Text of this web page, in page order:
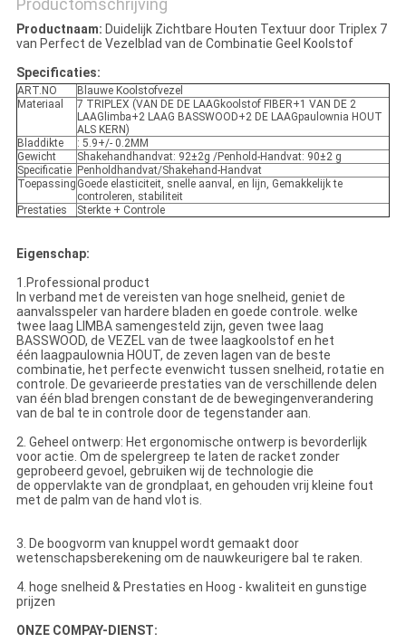
Productomschrijving
Productnaam: Duidelijk Zichtbare Houten Textuur door Triplex 7
van Perfect de Vezelblad van de Combinatie Geel Koolstof
Specificaties:
ART.NO
Blauwe Koolstofvezel
Materiaal
7 TRIPLEX (VAN DE DE LAAGkoolstof FIBER+1 VAN DE 2
LAAGlimba+2 LAAG BASSWOOD+2 DE LAAGpaulownia HOUT
ALS KERN)
Bladdikte
: 5.9+/- 0.2MM
Gewicht
Shakehandhandvat: 92±2g /Penhold-Handvat: 90±2 g
Specificatie Penholdhandvat/Shakehand-Handvat
Toepassing Goede elasticiteit, snelle aanval, en lijn, Gemakkelijk te
controleren, stabiliteit
Prestaties
Sterkte + Controle
Eigenschap:
1.Professional product
In verband met de vereisten van hoge snelheid, geniet de
aanvalsspeler van hardere bladen en goede controle. welke
twee laag LIMBA samengesteld zijn, geven twee laag
BASSWOOD, de VEZEL van de twee laagkoolstof en het
één laagpaulownia HOUT, de zeven lagen van de beste
combinatie, het perfecte evenwicht tussen snelheid, rotatie en
controle. De gevarieerde prestaties van de verschillende delen
van één blad brengen constant de de bewegingenverandering
van de bal te in controle door de tegenstander aan.
2. Geheel ontwerp: Het ergonomische ontwerp is bevorderlijk
voor actie. Om de spelergreep te laten de racket zonder
geprobeerd gevoel, gebruiken wij de technologie die
de oppervlakte van de grondplaat, en gehouden vrij kleine fout
met de palm van de hand vlot is.
3. De boogvorm van knuppel wordt gemaakt door
wetenschapsberekening om de nauwkeurigere bal te raken.
4. hoge snelheid & Prestaties en Hoog - kwaliteit en gunstige
prijzen
ONZE COMPAY-DIENST: